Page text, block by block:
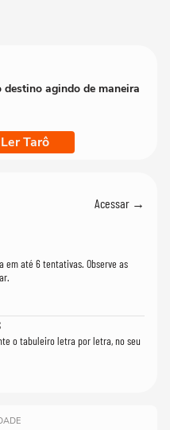
destino agindo de maneira
Tarô
Acessar →
em até 6 tentativas. Observe as
o tabuleiro letra por letra, no seu